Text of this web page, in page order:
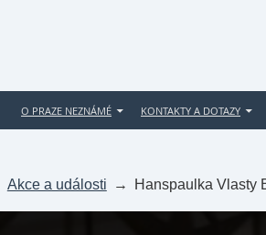
O PRAZE NEZNÁMÉ KONTAKTY A DOTAZY
Akce a události → Hanspaulka Vlasty